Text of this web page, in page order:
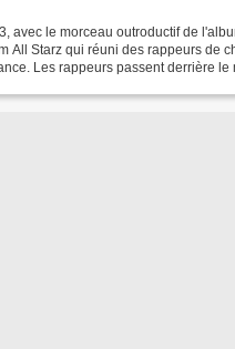
avec le morceau outroductif de
All Starz qui réuni des rappeurs de
Les rappeurs passent derrière le